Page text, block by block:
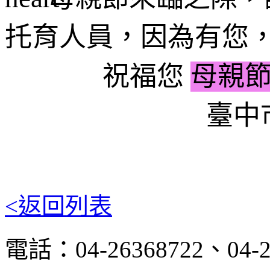
托育人員， 因為有您
祝福您 母親
臺中
<返回列表
電話：04-26368722、04-